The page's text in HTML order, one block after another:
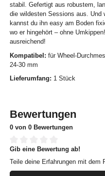
stabil. Gefertigt aus robustem,
die wildesten Sessions aus. Und
kannst du ihn easy am Boden
wo er hingehört – ohne
ausreichend!
Kompatibel: für Wheel-
24-30 mm
Lieferumfang: 1 Stück
Bewertungen
0 von 0 Bewertungen
Durchschnittliche Bewertung von
Gib eine Bewertung ab!
Teile deine Erfahrungen mit dem